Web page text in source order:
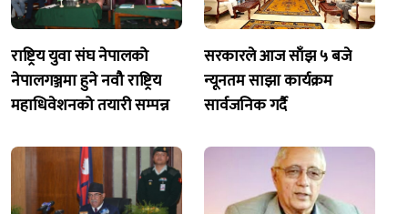
राष्ट्रिय युवा संघ नेपालको
नेपालगञ्जमा हुने नवौ राष्ट्रिय
महाधिवेशनको तयारी सम्पन्न
सरकारले आज साँझ ५ बजे
न्यूनतम साझा कार्यक्रम
सार्वजनिक गर्दै